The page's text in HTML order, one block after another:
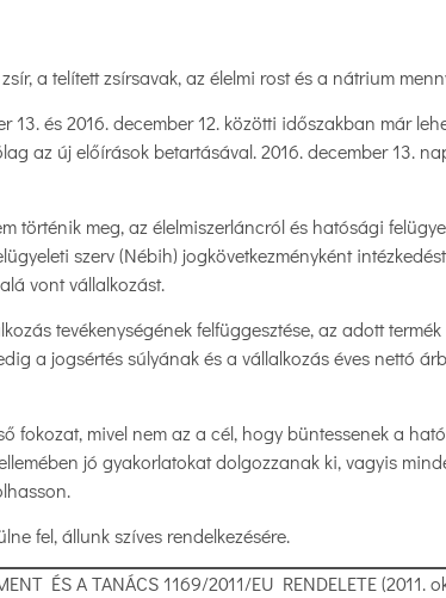
a telített zsírsavak, az élelmi rost és a nátrium
13. és 2016. december 12. közötti időszakban már
az új előírások betartásával. 2016. december 13.
történik meg, az élelmiszerláncról és hatósági
szerv (Nébih) jogkövetkezményként
vont vállalkozást.
tevékenységének felfüggesztése, az adott
a jogsértés súlyának és a vállalkozás éves nettó
fokozat, mivel nem az a cél, hogy büntessenek a
jó gyakorlatokat dolgozzanak ki, vagyis
fel, állunk szíves rendelkezésére.
ÉS A TANÁCS 1169/2011/EU RENDELETE